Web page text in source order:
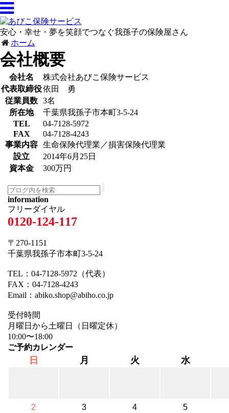
安心・幸せ・夢を笑顔でつなぐ我孫子の保険屋さん
ホーム
会社概要
会社名
株式会社あびこ保険サービス
代表取締役依田 勇
従業員数 3名
所在地
千葉県我孫子市本町3-5-24
TEL
04-7128-5972
FAX
04-7128-4243
事業内容 生命保険代理業／損害保険代理業
設立
2014年6月25日
資本金
300万円
information
フリーダイヤル
0120-124-117
〒270-1151
千葉県我孫子市本町3-5-24
TEL：04-7128-5972（代表）
FAX：04-7128-4243
Email：abiko.shop@abiho.co.jp
受付時間
月曜日から土曜日（日曜定休）
10:00〜18:00
ご予約カレンダー
日 月 火 水
2 3 4 5